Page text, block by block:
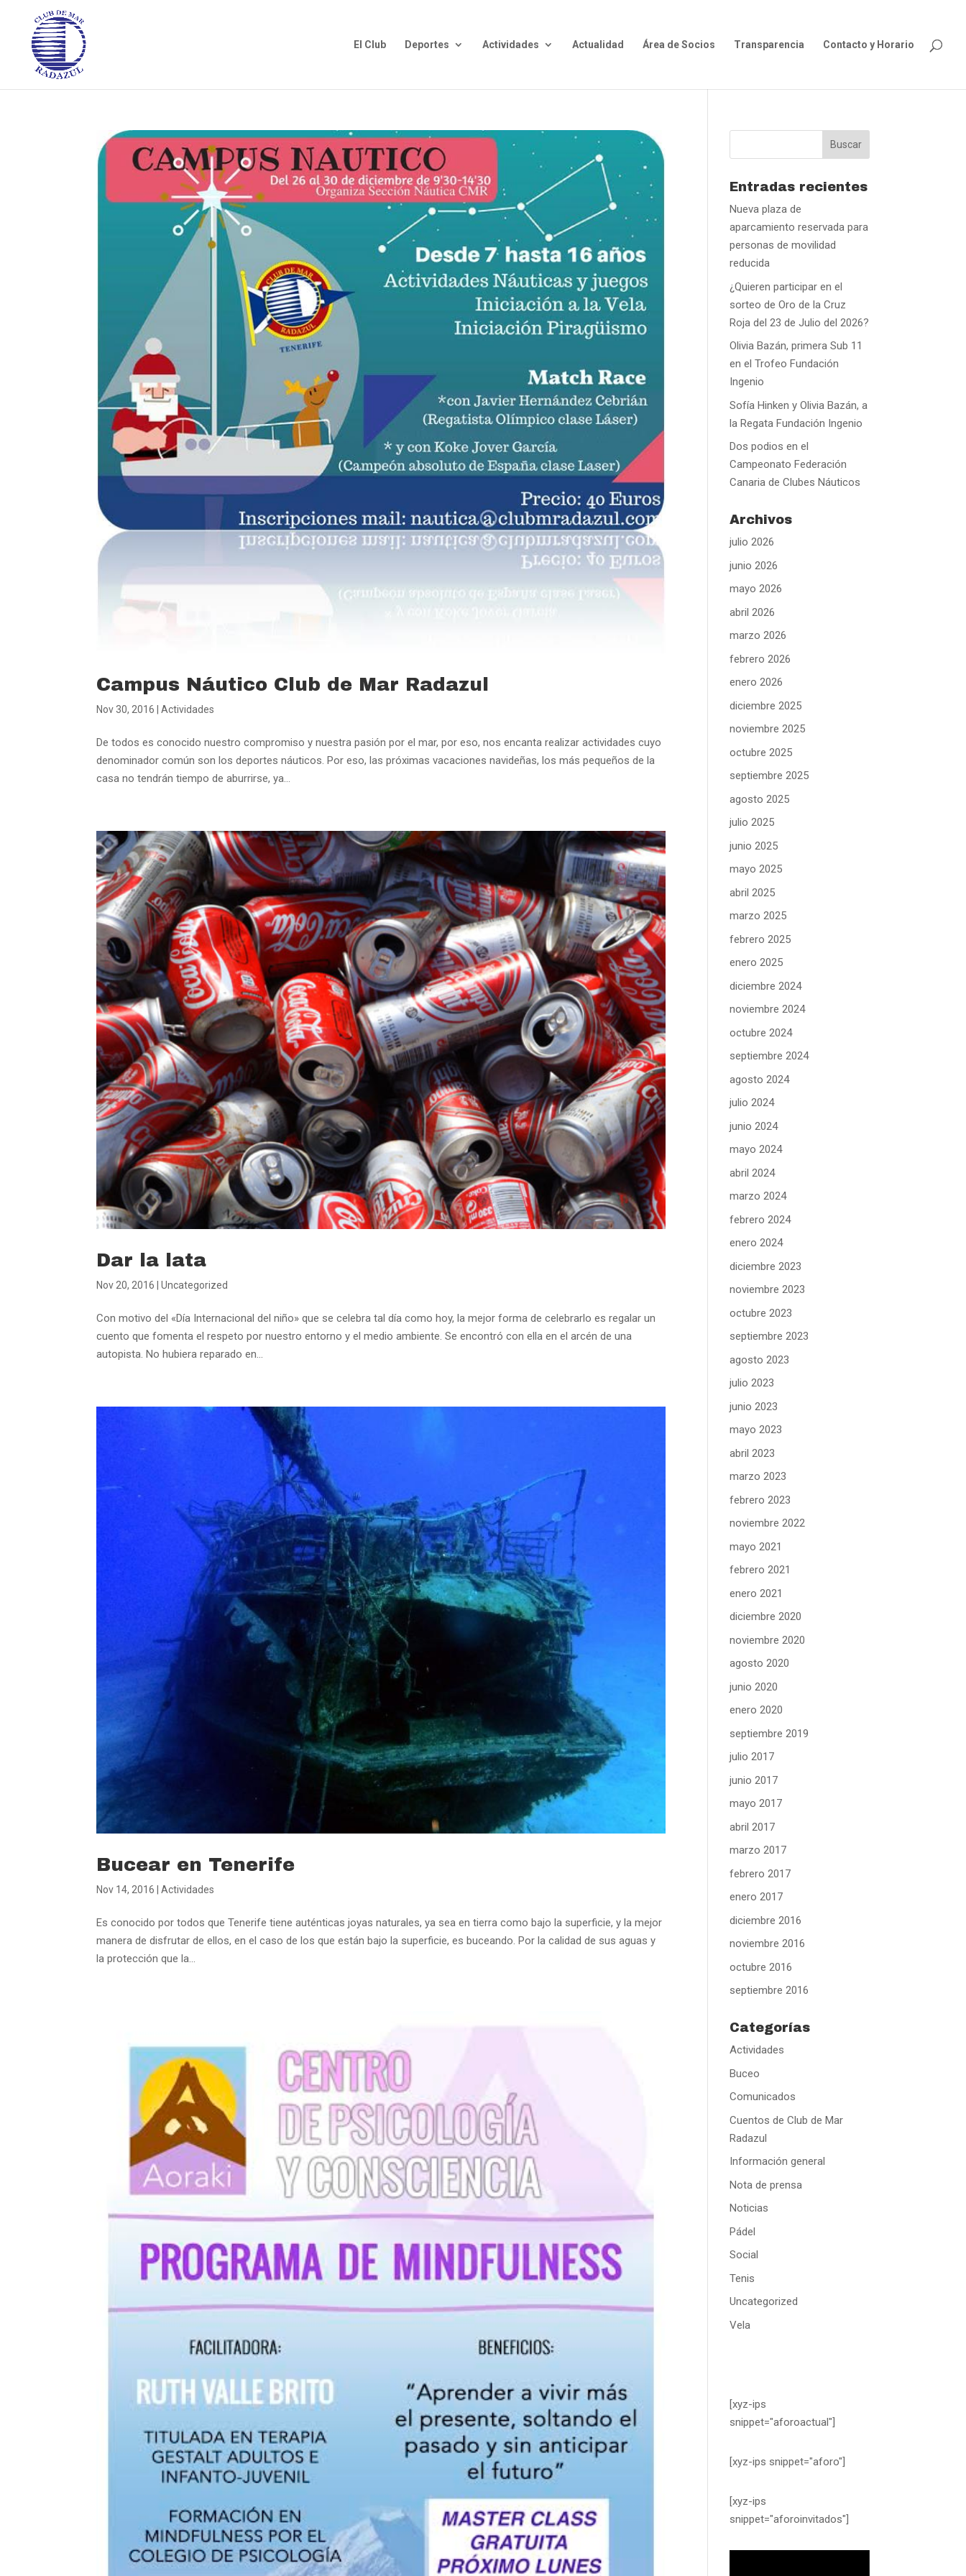
El Club Deportes Actividades Actualidad Área de Socios Transparencia Contacto y Horario
Campus Náutico Club de Mar Radazul
Nov 30, 2016 |Actividades
De todos es conocido nuestro compromiso y nuestra pasión por el mar, por eso, nos encanta realizar actividades cuyo
denominador común son los deportes náuticos. Por eso, las próximas vacaciones navideñas, los más pequeños de la
casa no tendrán tiempo de aburrirse, ya...
Dar la lata
Nov 20, 2016 |Uncategorized
Con motivo del «Día Internacional del niño» que se celebra tal día como hoy, la mejor forma de celebrarlo es regalar un
cuento que fomenta el respeto por nuestro entorno y el medio ambiente. Se encontró con ella en el arcén de una
autopista. No hubiera reparado en...
Bucear en Tenerife
Nov 14, 2016 |Actividades
Es conocido por todos que Tenerife tiene auténticas joyas naturales, ya sea en tierra como bajo la superficie, y la mejor
manera de disfrutar de ellos, en el caso de los que están bajo la superficie, es buceando. Por la calidad de sus aguas y
la protección que la...
Entradas recientes
Nueva plaza de
aparcamiento reservada para
personas de movilidad
reducida
¿Quieren participar en el
sorteo de Oro de la Cruz
Roja del 23 de Julio del 2026?
Olivia Bazán, primera Sub 11
en el Trofeo Fundación
Ingenio
Sofía Hinken y Olivia Bazán, a
la Regata Fundación Ingenio
Dos podios en el
Campeonato Federación
Canaria de Clubes Náuticos
Archivos
julio 2026
junio 2026
mayo 2026
abril 2026
marzo 2026
febrero 2026
enero 2026
diciembre 2025
noviembre 2025
octubre 2025
septiembre 2025
agosto 2025
julio 2025
junio 2025
mayo 2025
abril 2025
marzo 2025
febrero 2025
enero 2025
diciembre 2024
noviembre 2024
octubre 2024
septiembre 2024
agosto 2024
julio 2024
junio 2024
mayo 2024
abril 2024
marzo 2024
febrero 2024
enero 2024
diciembre 2023
noviembre 2023
octubre 2023
septiembre 2023
agosto 2023
julio 2023
junio 2023
mayo 2023
abril 2023
marzo 2023
febrero 2023
noviembre 2022
mayo 2021
febrero 2021
enero 2021
diciembre 2020
noviembre 2020
agosto 2020
junio 2020
enero 2020
septiembre 2019
julio 2017
junio 2017
mayo 2017
abril 2017
marzo 2017
febrero 2017
enero 2017
diciembre 2016
noviembre 2016
octubre 2016
septiembre 2016
Categorías
Actividades
Buceo
Comunicados
Cuentos de Club de Mar
Radazul
Información general
Nota de prensa
Noticias
Pádel
Social
Tenis
Uncategorized
Vela
[xyz-ips
snippet="aforoactual"]
[xyz-ips snippet="aforo"]
[xyz-ips
snippet="aforoinvitados"]